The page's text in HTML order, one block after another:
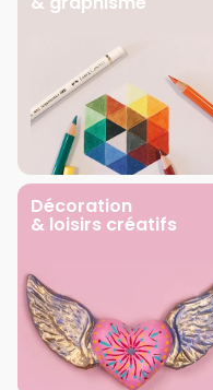
Décoration
& loisirs créatifs